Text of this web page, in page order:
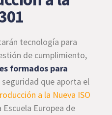
tecnología para
de cumplimiento,
formados para
seguridad que aporta el
a la Nueva ISO
Europea de